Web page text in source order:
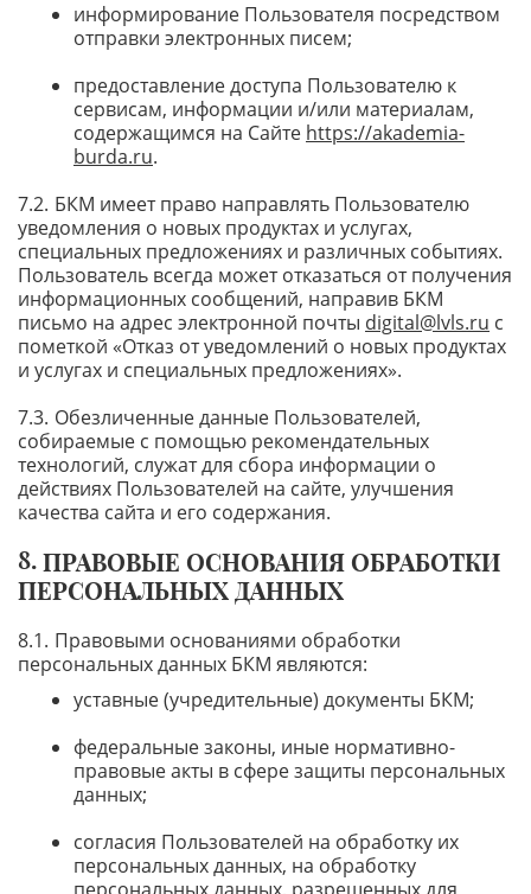
информирование Пользователя посредством
отправки электронных писем;
предоставление доступа Пользователю к
сервисам, информации и/или материалам,
содержащимся на Сайте https://akademia-
burda.ru.
БКМ имеет право направлять Пользователю
уведомления о новых продуктах и услугах,
специальных предложениях и различных событиях.
Пользователь всегда может отказаться от получения
информационных сообщений, направив БКМ
письмо на адрес электронной почты digital@lvls.ru с
пометкой «Отказ от уведомлений о новых продуктах
и услугах и специальных предложениях».
Обезличенные данные Пользователей,
собираемые с помощью рекомендательных
технологий, служат для сбора информации о
действиях Пользователей на сайте, улучшения
качества сайта и его содержания.
ПРАВОВЫЕ ОСНОВАНИЯ ОБРАБОТКИ
ПЕРСОНАЛЬНЫХ ДАННЫХ
Правовыми основаниями обработки
персональных данных БКМ являются:
уставные (учредительные) документы БКМ;
федеральные законы, иные нормативно-
правовые акты в сфере защиты персональных
данных;
согласия Пользователей на обработку их
персональных данных, на обработку